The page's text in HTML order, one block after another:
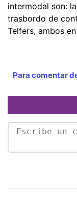
intermodal son:
trasbordo de
Telfers, ambos
Para comentar